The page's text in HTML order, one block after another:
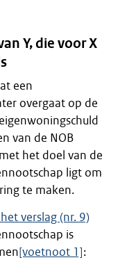
Y, die voor X
een
overgaat op de
van de NOB
het doel van de
ligt om
te maken.
verslag (nr. 9)
is
[voetnoot 1]: